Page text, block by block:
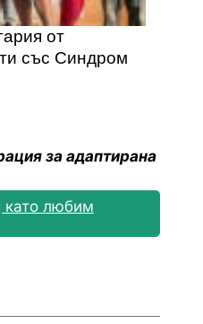
от
със Синдром
за адаптирана
като любим